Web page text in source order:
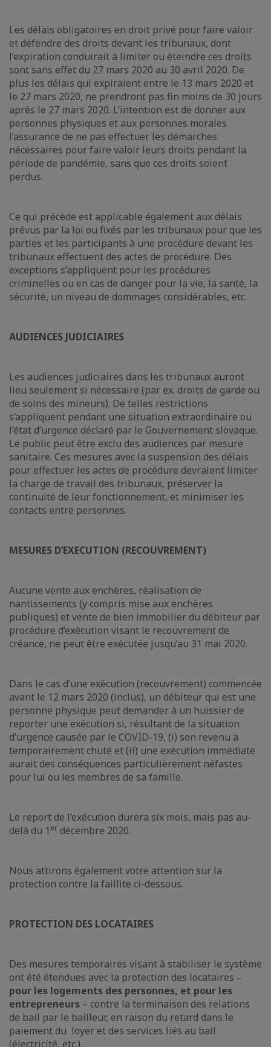
Les délais obligatoires en droit privé pour faire valoir
et défendre des droits devant les tribunaux, dont
l’expiration conduirait à limiter ou éteindre ces droits
sont sans effet du 27 mars 2020 au 30 avril 2020. De
plus les délais qui expiraient entre le 13 mars 2020 et
le 27 mars 2020, ne prendront pas fin moins de 30 jours
après le 27 mars 2020. L’intention est de donner aux
personnes physiques et aux personnes morales
l’assurance de ne pas effectuer les démarches
nécessaires pour faire valoir leurs droits pendant la
période de pandémie, sans que ces droits soient
perdus.
Ce qui précède est applicable également aux délais
prévus par la loi ou fixés par les tribunaux pour que les
parties et les participants à une procédure devant les
tribunaux effectuent des actes de procédure. Des
exceptions s’appliquent pour les procédures
criminelles ou en cas de danger pour la vie, la santé, la
sécurité, un niveau de dommages considérables, etc.
AUDIENCES JUDICIAIRES
Les audiences judiciaires dans les tribunaux auront
lieu seulement si nécessaire (par ex. droits de garde ou
de soins des mineurs). De telles restrictions
s’appliquent pendant une situation extraordinaire ou
l’état d’urgence déclaré par le Gouvernement slovaque.
Le public peut être exclu des audiences par mesure
sanitaire. Ces mesures avec la suspension des délais
pour effectuer les actes de procédure devraient limiter
la charge de travail des tribunaux, préserver la
continuité de leur fonctionnement, et minimiser les
contacts entre personnes.
MESURES D’EXECUTION (RECOUVREMENT)
Aucune vente aux enchères, réalisation de
nantissements (y compris mise aux enchères
publiques) et vente de bien immobilier du débiteur par
procédure d’exécution visant le recouvrement de
créance, ne peut être exécutée jusqu’au 31 mai 2020.
Dans le cas d’une exécution (recouvrement) commencée
avant le 12 mars 2020 (inclus), un débiteur qui est une
personne physique peut demander à un huissier de
reporter une exécution si, résultant de la situation
d’urgence causée par le COVID-19, (i) son revenu a
temporairement chuté et (ii) une exécution immédiate
aurait des conséquences particulièrement néfastes
pour lui ou les membres de sa famille.
Le report de l’exécution durera six mois, mais pas au-
delà du 1 er décembre 2020.
Nous attirons également votre attention sur la
protection contre la faillite ci-dessous.
PROTECTION DES LOCATAIRES
Des mesures temporaires visant à stabiliser le système
ont été étendues avec la protection des locataires –
pour les logements des personnes, et pour les
entrepreneurs – contre la terminaison des relations
de bail par le bailleur, en raison du retard dans le
paiement du loyer et des services liés au bail
(électricité, etc.).